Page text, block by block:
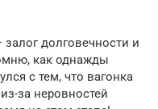
залог долговечности и
как однажды
с тем, что вагонка
за неровностей